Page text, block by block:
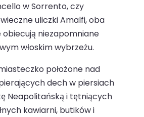
w Sorrento, czy
uliczki Amalfi, oba
niezapomniane
włoskim wybrzeżu.
położone nad
dech w piersiach
Neapolitańską i tętniących
kawiarni, butików i